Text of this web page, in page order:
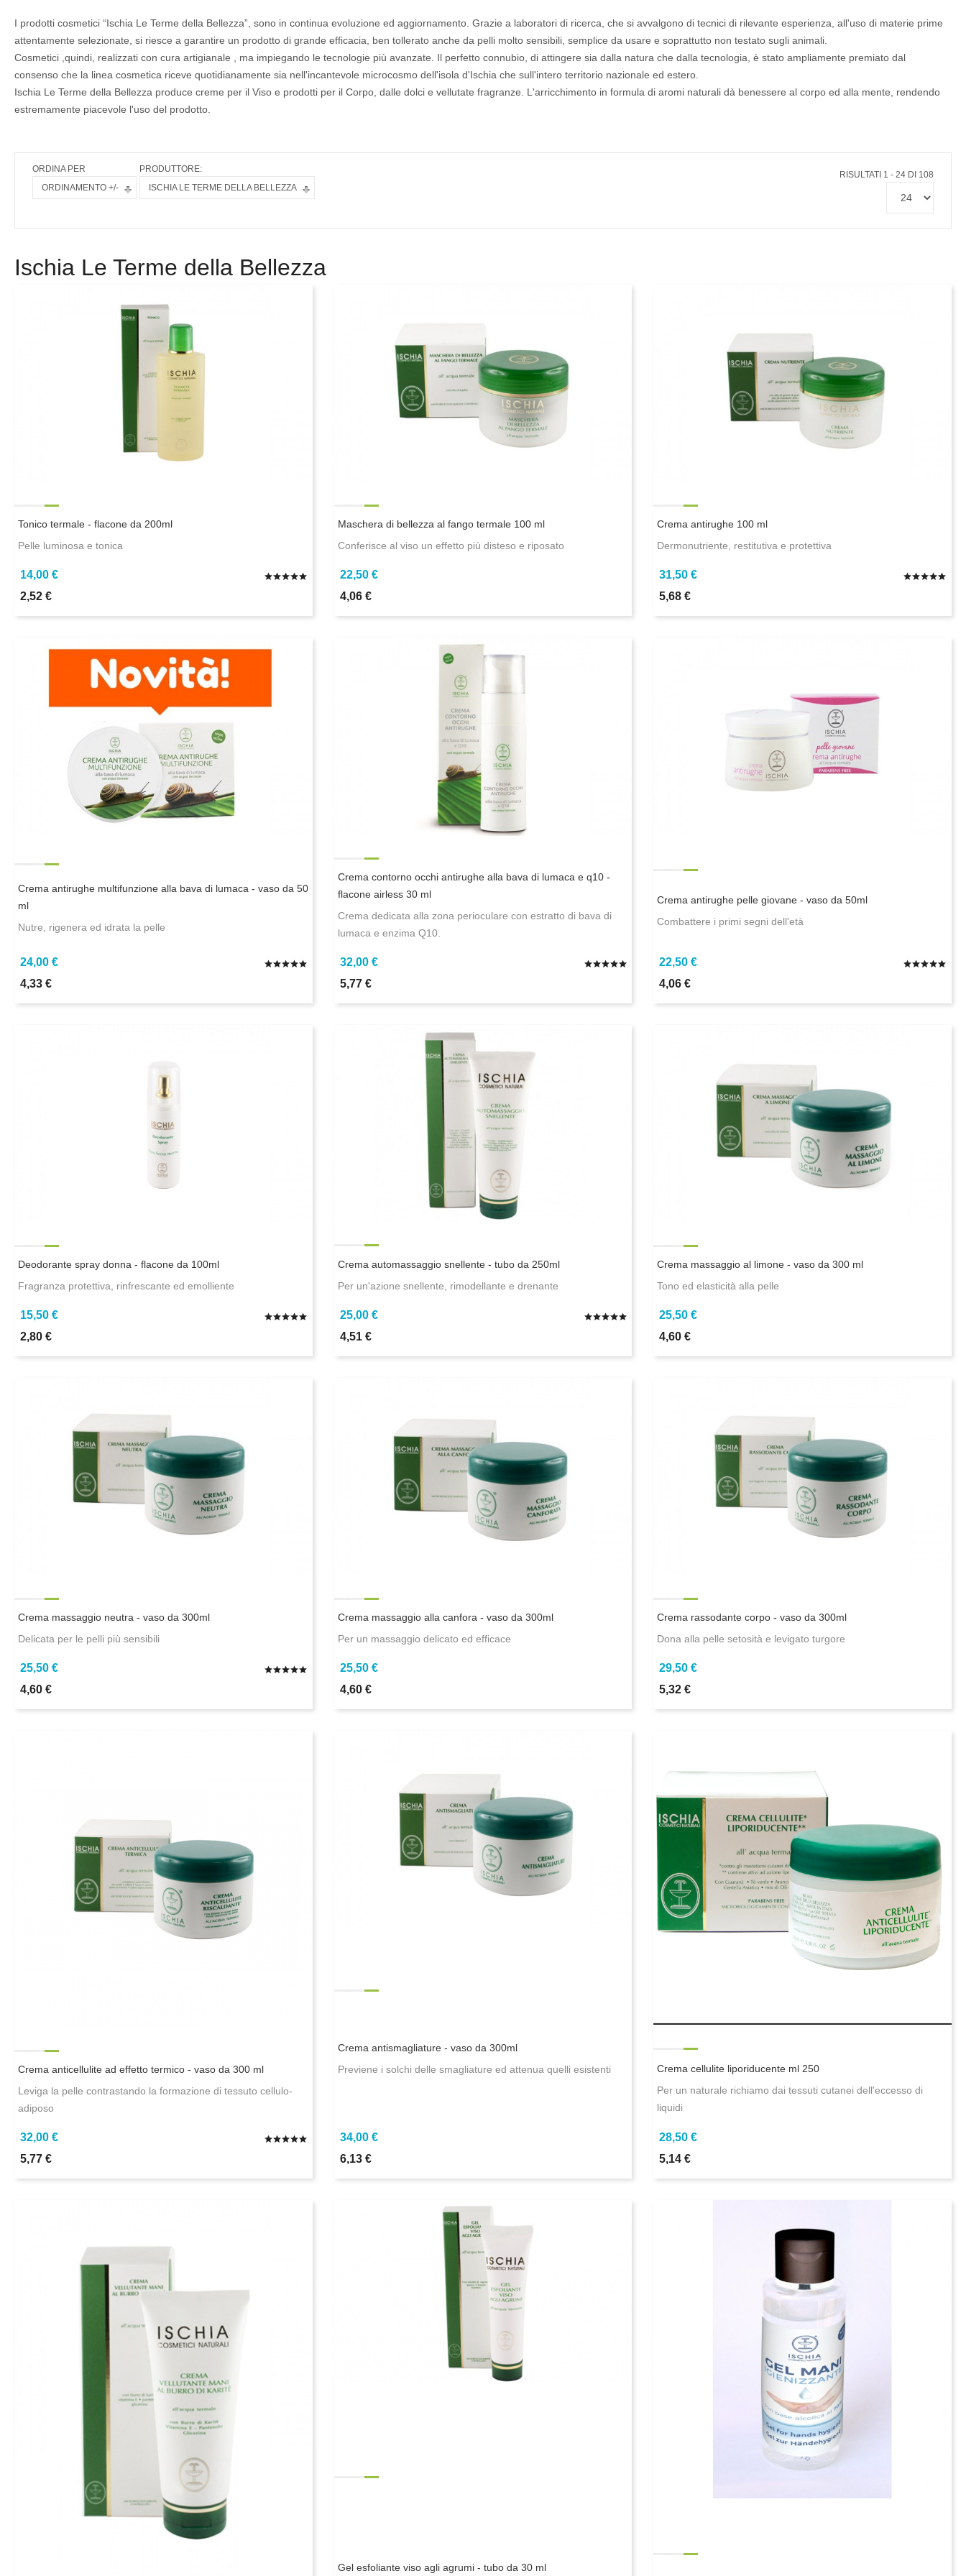
I prodotti cosmetici “Ischia Le Terme della Bellezza”, sono in continua evoluzione ed aggiornamento. Grazie a laboratori di ricerca, che si avvalgono di tecnici di rilevante esperienza, all'uso di materie prime
attentamente selezionate, si riesce a garantire un prodotto di grande efficacia, ben tollerato anche da pelli molto sensibili, semplice da usare e soprattutto non testato sugli animali.
Cosmetici ,quindi, realizzati con cura artigianale , ma impiegando le tecnologie più avanzate. Il perfetto connubio, di attingere sia dalla natura che dalla tecnologia, è stato ampliamente premiato dal
consenso che la linea cosmetica riceve quotidianamente sia nell'incantevole microcosmo dell'isola d'Ischia che sull'intero territorio nazionale ed estero.
Ischia Le Terme della Bellezza produce creme per il Viso e prodotti per il Corpo, dalle dolci e vellutate fragranze. L'arricchimento in formula di aromi naturali dà benessere al corpo ed alla mente, rendendo
estremamente piacevole l'uso del prodotto.
ORDINA PER
ORDINAMENTO +/-
PRODUTTORE:
ISCHIA LE TERME DELLA BELLEZZA
RISULTATI 1 - 24 DI 108
Ischia Le Terme della Bellezza
Tonico termale - flacone da 200ml
Pelle luminosa e tonica
14,00 €
2,52 €
Maschera di bellezza al fango termale 100 ml
Conferisce al viso un effetto più disteso e riposato
22,50 €
4,06 €
Crema antirughe 100 ml
Dermonutriente, restitutiva e protettiva
31,50 €
5,68 €
Crema antirughe multifunzione alla bava di lumaca - vaso da 50
ml
Nutre, rigenera ed idrata la pelle
24,00 €
4,33 €
Crema contorno occhi antirughe alla bava di lumaca e q10 -
flacone airless 30 ml
Crema dedicata alla zona perioculare con estratto di bava di
lumaca e enzima Q10.
32,00 €
5,77 €
Crema antirughe pelle giovane - vaso da 50ml
Combattere i primi segni dell'età
22,50 €
4,06 €
Deodorante spray donna - flacone da 100ml
Fragranza protettiva, rinfrescante ed emolliente
15,50 €
2,80 €
Crema automassaggio snellente - tubo da 250ml
Per un'azione snellente, rimodellante e drenante
25,00 €
4,51 €
Crema massaggio al limone - vaso da 300 ml
Tono ed elasticità alla pelle
25,50 €
4,60 €
Crema massaggio neutra - vaso da 300ml
Delicata per le pelli più sensibili
25,50 €
4,60 €
Crema massaggio alla canfora - vaso da 300ml
Per un massaggio delicato ed efficace
25,50 €
4,60 €
Crema rassodante corpo - vaso da 300ml
Dona alla pelle setosità e levigato turgore
29,50 €
5,32 €
Crema anticellulite ad effetto termico - vaso da 300 ml
Leviga la pelle contrastando la formazione di tessuto cellulo-
adiposo
32,00 €
5,77 €
Crema antismagliature - vaso da 300ml
Previene i solchi delle smagliature ed attenua quelli esistenti
34,00 €
6,13 €
Crema cellulite liporiducente ml 250
Per un naturale richiamo dai tessuti cutanei dell'eccesso di
liquidi
28,50 €
5,14 €
Gel esfoliante viso agli agrumi - tubo da 30 ml